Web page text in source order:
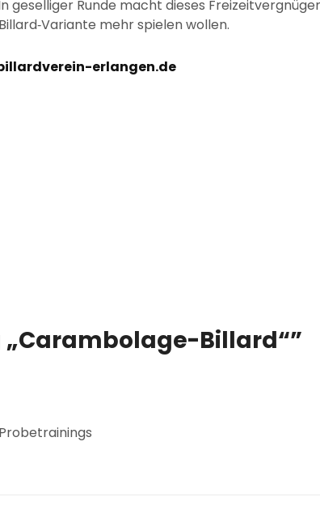
geselliger Runde macht dieses
mehr spielen wollen.
erlangen.de
„Carambolage-Billard“”